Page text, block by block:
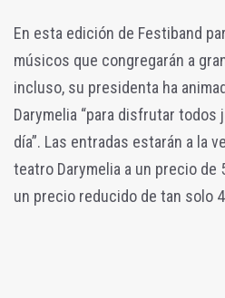
En esta edición de Festiband
músicos que congregarán a
incluso, su presidenta ha
Darymelia “para disfrutar
día”. Las entradas estarán a la
teatro Darymelia a un precio de
un precio reducido de tan solo